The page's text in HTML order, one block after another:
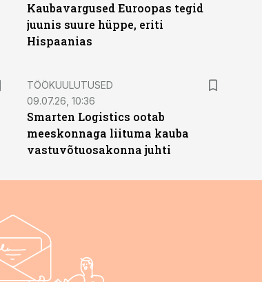
Kaubavargused Euroopas tegid
juunis suure hüppe, eriti
Hispaanias
ST
TÖÖKUULUTUSED
09.07.26, 10:36
Smarten Logistics ootab
meeskonnaga liituma kauba
vastuvõtuosakonna juhti